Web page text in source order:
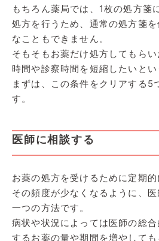
もちろん薬局では、1枚の処方箋
処方を行うため、通常の処方箋
なこともできません。
そもそもお薬だけ処方してもら
時間や診察時間を短縮したいとい
まずは、この条件をクリアする5
す。
医師に相談する
お薬の処方を受けるために定期的
その頻度が少なくなるように、
一つの方法です。
病状や状況によっては医師の総
するお薬の量や期間を増やして